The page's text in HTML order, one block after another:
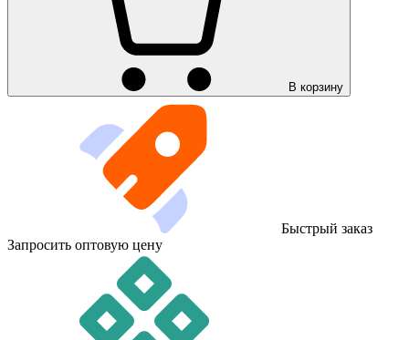
В корзину
Быстрый заказ
Запросить оптовую цену